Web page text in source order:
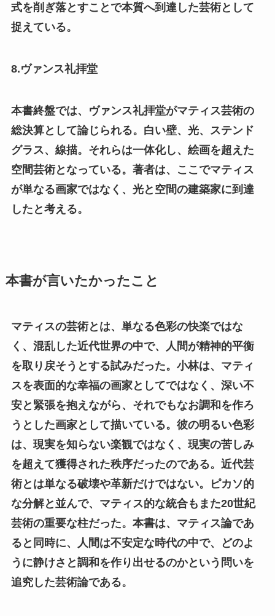
式を削ぎ落とすことで本質へ到達した芸術として
捉えている。
8.ヴァンス礼拝堂
本書終盤では、ヴァンス礼拝堂がマティス芸術の
総決算として論じられる。白い壁、光、ステンド
グラス、線描。それらは一体化し、絵画を超えた
空間芸術となっている。著者は、ここでマティス
が単なる画家ではなく、光と空間の建築家に到達
したと考える。
本書が言いたかったこと
マティスの芸術とは、単なる色彩の快楽ではな
く、混乱した近代世界の中で、人間が精神的平衡
を取り戻そうとする試みだった。小林は、マティ
スを表面的な幸福の画家としてではなく、深い不
安と緊張を抱えながら、それでもなお調和を作ろ
うとした画家として描いている。彼の明るい色彩
は、現実を知らない楽観ではなく、現実の苦しみ
を超えて獲得された秩序だったのである。近代芸
術とは単なる破壊や革新だけではない。ピカソ的
な分解と並んで、マティス的な統合もまた20世紀
芸術の重要な柱だった。本書は、マティス論であ
ると同時に、人間は不安定な時代の中で、どのよ
うに静けさと調和を作り出せるのかという問いを
追究した芸術論である。